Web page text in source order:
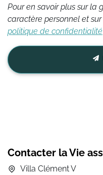
Pour en savoir plus sur la
caractère personnel et
politique de confidentialité
Contacter la Vie
Villa Clément V